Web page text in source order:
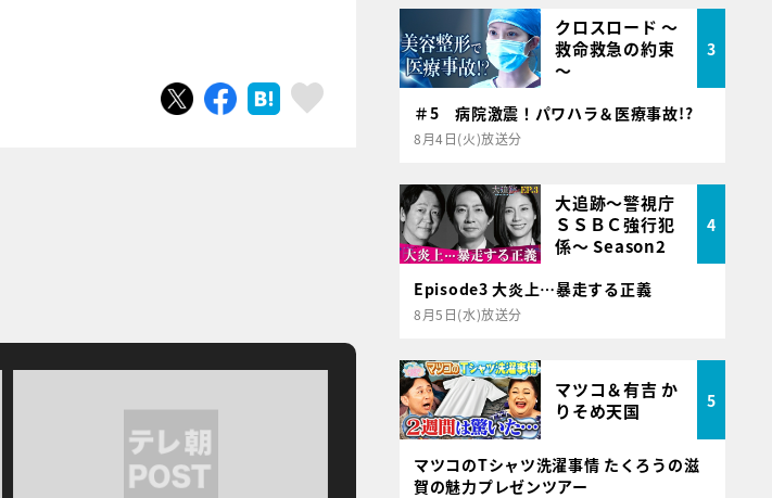
ツイートシェア はてブ スキボタン
クロスロード ～
救命救急の約束
～
3
＃5 病院激震！パワハラ＆医療事故!?
8月4日(火)放送分
大追跡～警視庁
ＳＳＢＣ強行犯
係～ Season2
4
Episode3 大炎上…暴走する正義
8月5日(水)放送分
マツコ＆有吉 か
りそめ天国
5
マツコのTシャツ洗濯事情 たくろうの滋
賀の魅力プレゼンツアー